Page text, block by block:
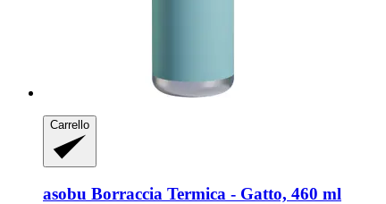
Carrello
asobu Borraccia Termica -​ Gatto, 460 ml